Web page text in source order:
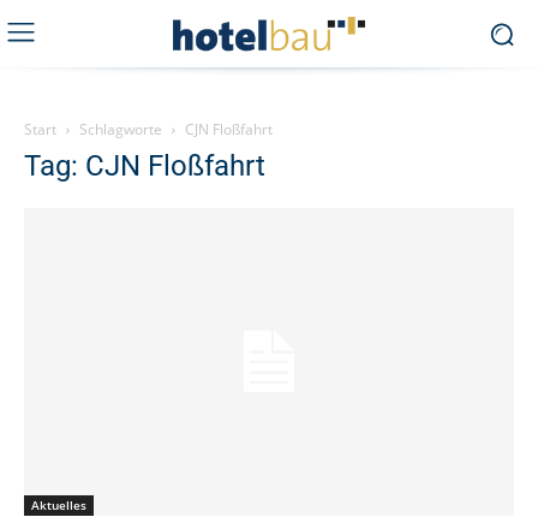
Start Schlagworte CJN Floßfahrt
Tag: CJN Floßfahrt
Aktuelles